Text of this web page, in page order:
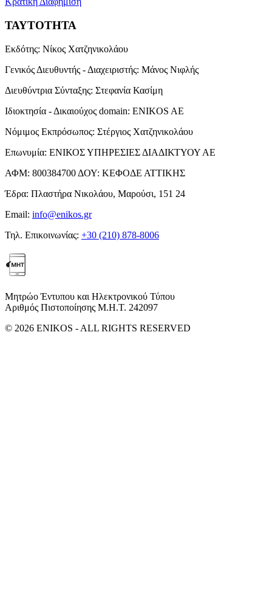
ΤΑΥΤΟΤΗΤΑ
Εκδότης: Νίκος Χατζηνικολάου
Γενικός Διευθυντής - Διαχειριστής: Μάνος Νιφλής
Διευθύντρια Σύνταξης: Στεφανία Κασίμη
Ιδιοκτησία - Δικαιούχος domain: ENIKOS AE
Νόμιμος Εκπρόσωπος: Στέργιος Χατζηνικολάου
Επωνυμία: ΕΝΙΚΟΣ ΥΠΗΡΕΣΙΕΣ ΔΙΑΔΙΚΤΥΟΥ ΑΕ
ΑΦΜ: 800384700 ΔΟΥ: ΚΕΦΟΔΕ ΑΤΤΙΚΗΣ
Έδρα: Πλαστήρα Νικολάου, Μαρούσι, 151 24
Email: info@enikos.gr
Τηλ. Επικοινωνίας: +30 (210) 878-8006
Μητρώο Έντυπου και Ηλεκτρονικού Τύπου
Αριθμός Πιστοποίησης Μ.Η.Τ. 242097
© 2026 ENIKOS - ALL RIGHTS RESERVED